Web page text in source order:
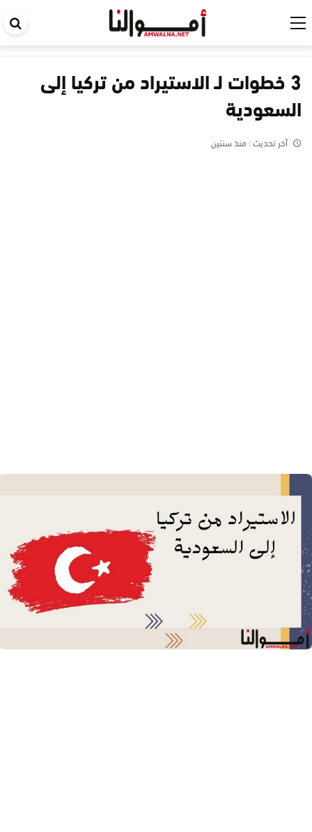
3 خطوات لـ الاستيراد من تركيا إلى
السعودية
آخر تحديث :منذ سنتين